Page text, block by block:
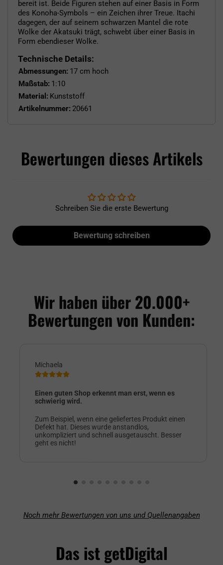
bereit ist. Beide Figuren stehen auf einer Basis in Form
des Konoha-Symbols – ein Zeichen ihrer Treue. Itachi
dagegen, der auf seinem schwarzen Mantel die rote
Wolke der Akatsuki trägt, schwebt über einer Basis in
Form ebendieser Wolke.
Technische Details:
Abmessungen: 17 cm hoch
Maßstab: 1:10
Material: Kunststoff
Artikelnummer: 20661
Bewertungen dieses Artikels
Schreiben Sie die erste Bewertung
Bewertung schreiben
Wir haben über 20.000+
Bewertungen von Kunden:
Michaela
Einen guten Shop erkennt man erst, wenn es
schwierig wird.
Zum Beispiel, wenn eine geliefertes Produkt einen
Defekt hat. Dieses wurde anstandlos,
unkompliziert und schnell ausgetauscht. Besser
geht es nicht!
Noch mehr Bewertungen von uns und Quellenangaben
Das ist getDigital